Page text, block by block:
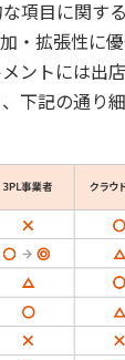
項目に関す
・拡張性に
ントには出
下記の通り